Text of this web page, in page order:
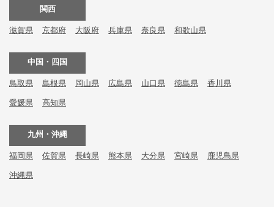
関西
滋賀県 京都府 大阪府 兵庫県 奈良県 和歌山県
中国・四国
鳥取県 島根県 岡山県 広島県 山口県 徳島県 香川県
愛媛県 高知県
九州・沖縄
福岡県 佐賀県 長崎県 熊本県 大分県 宮崎県 鹿児島県
沖縄県